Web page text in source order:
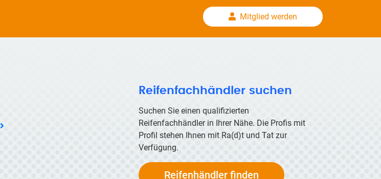
Mitglied werden
Reifenfachhändler suchen
Suchen Sie einen qualifizierten
Reifenfachhändler in Ihrer Nähe. Die Profis mit
Profil stehen Ihnen mit Ra(d)t und Tat zur
Verfügung.
Reifenhändler finden